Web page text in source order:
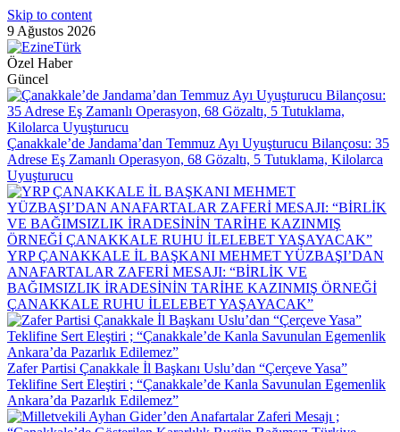
Skip to content
9 Ağustos 2026
Özel Haber
Güncel
Çanakkale’de Jandama’dan Temmuz Ayı Uyuşturucu Bilançosu: 35
Adrese Eş Zamanlı Operasyon, 68 Gözaltı, 5 Tutuklama, Kilolarca
Uyuşturucu
YRP ÇANAKKALE İL BAŞKANI MEHMET YÜZBAŞI’DAN
ANAFARTALAR ZAFERİ MESAJI: “BİRLİK VE
BAĞIMSIZLIK İRADESİNİN TARİHE KAZINMIŞ ÖRNEĞİ
ÇANAKKALE RUHU İLELEBET YAŞAYACAK”
Zafer Partisi Çanakkale İl Başkanı Uslu’dan “Çerçeve Yasa”
Teklifine Sert Eleştiri ; “Çanakkale’de Kanla Savunulan Egemenlik
Ankara’da Pazarlık Edilemez”